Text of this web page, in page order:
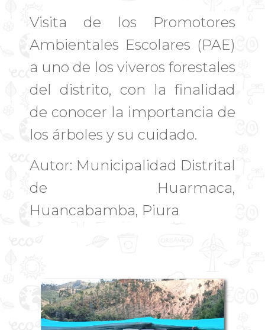
Visita de los Promotores
Ambientales Escolares (PAE)
a uno de los viveros forestales
del distrito, con la finalidad
de conocer la importancia de
los árboles y su cuidado.
Autor: Municipalidad Distrital
de Huarmaca,
Huancabamba, Piura